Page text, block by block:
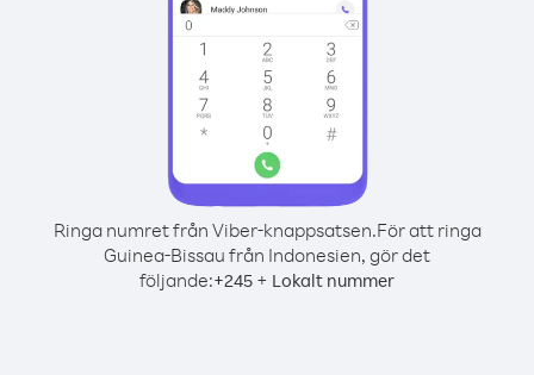
Ringa numret från Viber-knappsatsen.För att ringa
Guinea-Bissau från Indonesien, gör det
följande:+245 + Lokalt nummer